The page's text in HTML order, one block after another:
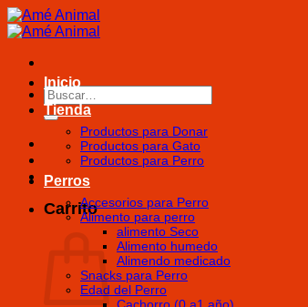
Saltar
al
Buscar
por:
Carrito
Inicio
Tienda
Productos para Donar
Productos para Gato
Productos para Perro
Perros
Accesorios para Perro
Alimento para perro
alimento Seco
Alimento humedo
Alimendo medicado
Snacks para Perro
Edad del Perro